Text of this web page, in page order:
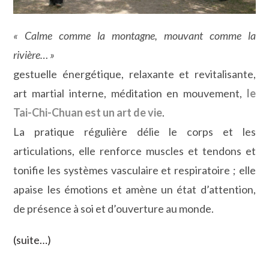
« Calme comme la montagne, mouvant comme la
rivière… »
gestuelle énergétique, relaxante et revitalisante,
art martial interne, méditation en mouvement, le
Tai-Chi-Chuan est un art de vie.
La pratique régulière délie le corps et les
articulations, elle renforce muscles et tendons et
tonifie les systèmes vasculaire et respiratoire ; elle
apaise les émotions et amène un état d’attention,
de présence à soi et d’ouverture au monde.
(suite…)